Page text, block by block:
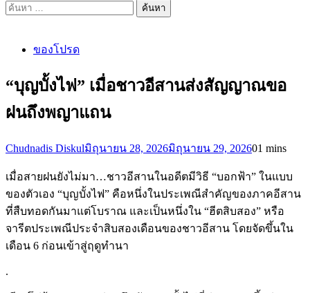
ค้นหา
ของโปรด
“บุญบั้งไฟ” เมื่อชาวอีสานส่งสัญญาณขอ
ฝนถึงพญาแถน
Chudnadis Diskulมิถุนายน 28, 2026มิถุนายน 29, 202601 mins
เมื่อสายฝนยังไม่มา…ชาวอีสานในอดีตมีวิธี “บอกฟ้า” ในแบบ
ของตัวเอง “บุญบั้งไฟ” คือหนึ่งในประเพณีสำคัญของภาคอีสาน
ที่สืบทอดกันมาแต่โบราณ และเป็นหนึ่งใน “ฮีตสิบสอง” หรือ
จารีตประเพณีประจำสิบสองเดือนของชาวอีสาน โดยจัดขึ้นใน
เดือน 6 ก่อนเข้าสู่ฤดูทำนา
.